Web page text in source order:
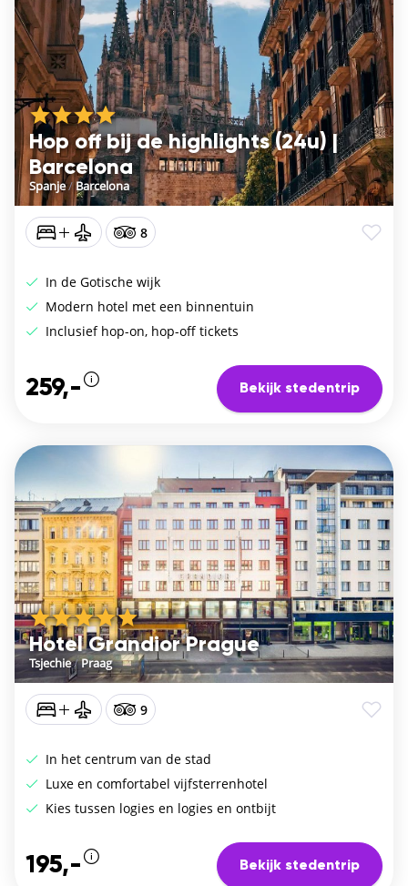
Hop off bij de highlights (24u) |
Barcelona
Spanje/Barcelona
8
In de Gotische wijk
Modern hotel met een binnentuin
Inclusief hop-on, hop-off tickets
259,- Bekijk stedentrip
Hotel Grandior Prague
Tsjechie/Praag
9
In het centrum van de stad
Luxe en comfortabel vijfsterrenhotel
Kies tussen logies en logies en ontbijt
195,- Bekijk stedentrip